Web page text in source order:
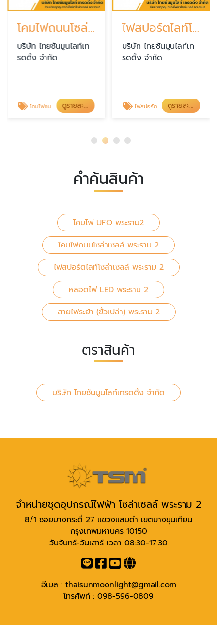
โคมไฟถนนโซล่าเซลล์ พระราม 2
บริษัท ไทยซันมูนไลท์เท
รดดิ้ง จำกัด
โคมไฟถนนโซล่าเซลล์ พระราม 2 ดูรายละเอียด
ไฟสปอร์ตไลท์โซล่าเซลล์ พระราม 2
บริษัท ไทยซันมูนไลท์เท
รดดิ้ง จำกัด
ไฟสปอร์ตไลท์โซล่าเซลล์ พระราม 2 ดูรายละเอียด
คำค้นสินค้า
โคมไฟ UFO พระราม2
โคมไฟถนนโซล่าเซลล์ พระราม 2
ไฟสปอร์ตไลท์โซล่าเซลล์ พระราม 2
หลอดไฟ LED พระราม 2
สายไฟระย้า (ขั้วเปล่า) พระราม 2
ตราสินค้า
บริษัท ไทยซันมูนไลท์เทรดดิ้ง จำกัด
จำหน่ายชุดอุปกรณ์ไฟฟ้า โซล่าเซลล์ พระราม 2
8/1 ซอยบางกระดี่ 27 แขวงแสมดำ เขตบางขุนเทียน
กรุงเทพมหานคร 10150
วันจันทร์-วันเสาร์ เวลา 08:30-17:30
อีเมล : thaisunmoonlight@gmail.com
โทรศัพท์ : 098-596-0809